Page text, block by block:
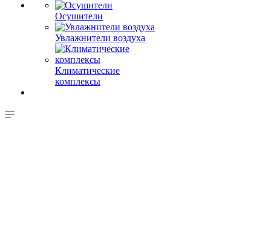
Осушители
Увлажнители воздуха
Климатические
комплексы